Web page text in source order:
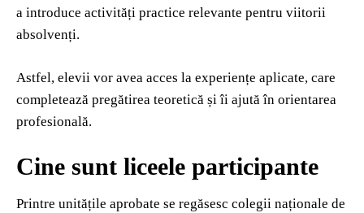
a introduce activități practice relevante pentru viitorii
absolvenți.
Astfel, elevii vor avea acces la experiențe aplicate, care
completează pregătirea teoretică și îi ajută în orientarea
profesională.
Cine sunt liceele participante
Printre unitățile aprobate se regăsesc colegii naționale de